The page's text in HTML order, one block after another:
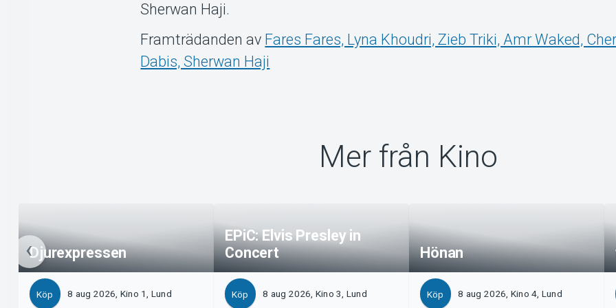
Sherwan Haji.
Framträdanden av Fares Fares, Lyna Khoudri, Zieb Triki, Amr Waked,
Dabis, Sherwan Haji
Mer från Kino
Djurexpressen
Köp 8 aug 2026, Kino 1, Lund
EPiC: Elvis Presley in
Concert
Köp 8 aug 2026, Kino 3, Lund
Hönan
Köp 8 aug 2026, Kino 4, Lund